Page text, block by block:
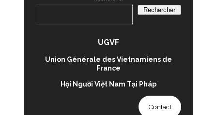
Rechercher
UGVF
Union Générale des Vietnamiens de
France
Hội Người Việt Nam Tại Pháp
Contact